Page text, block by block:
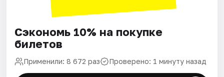
Сэкономь 10% на покупке
билетов
Применили: 8 672 раз Проверено: 1 минуту назад